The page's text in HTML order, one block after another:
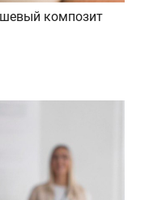
композит